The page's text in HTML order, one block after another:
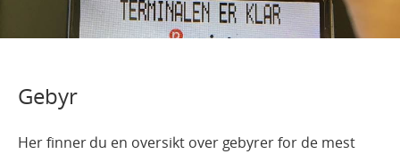
Gebyr
Her finner du en oversikt over gebyrer for de mest